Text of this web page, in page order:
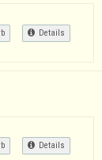
Details
Details